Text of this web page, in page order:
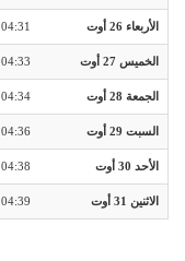
الأربعاء 26 أوت 04:31
الخميس 27 أوت 04:33
الجمعة 28 أوت 04:34
السبت 29 أوت 04:36
الأحد 30 أوت 04:38
الاثنين 31 أوت 04:39